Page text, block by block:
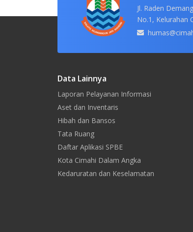
Jl. Raden
No.1, Kelurahan
Data Lainnya
Laporan Pelayanan Informasi
Aset dan Inventaris
Hibah dan Bansos
Tata Ruang
Daftar Aplikasi SPBE
Kota Cimahi Dalam Angka
Kedaruratan dan Keselamatan